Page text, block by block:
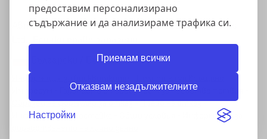
предоставим персонализирано
съдържание и да анализираме трафика си.
Приемам всички
Отказвам незадължителните
Настройки
Авторско право © 2025 FlexCom Communications
Български лев
Информация за бисквитките
Гаранция и отговорност за несъответствия
Образец на формуляр за отказ-Право на отказ-
Информация за доставка
Информация за